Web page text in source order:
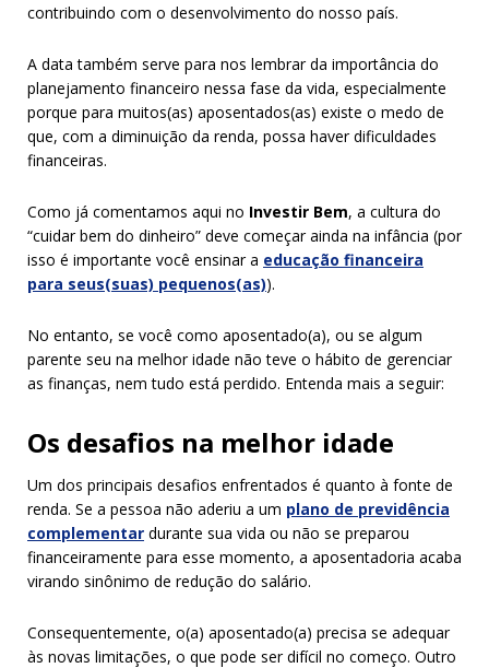
contribuindo com o desenvolvimento do nosso país.
A data também serve para nos lembrar da importância do
planejamento financeiro nessa fase da vida, especialmente
porque para muitos(as) aposentados(as) existe o medo de
que, com a diminuição da renda, possa haver dificuldades
financeiras.
Como já comentamos aqui no Investir Bem, a cultura do
“cuidar bem do dinheiro” deve começar ainda na infância (por
isso é importante você ensinar a educação financeira
para seus(suas) pequenos(as)).
No entanto, se você como aposentado(a), ou se algum
parente seu na melhor idade não teve o hábito de gerenciar
as finanças, nem tudo está perdido. Entenda mais a seguir:
Os desafios na melhor idade
Um dos principais desafios enfrentados é quanto à fonte de
renda. Se a pessoa não aderiu a um plano de previdência
complementar durante sua vida ou não se preparou
financeiramente para esse momento, a aposentadoria acaba
virando sinônimo de redução do salário.
Consequentemente, o(a) aposentado(a) precisa se adequar
às novas limitações, o que pode ser difícil no começo. Outro